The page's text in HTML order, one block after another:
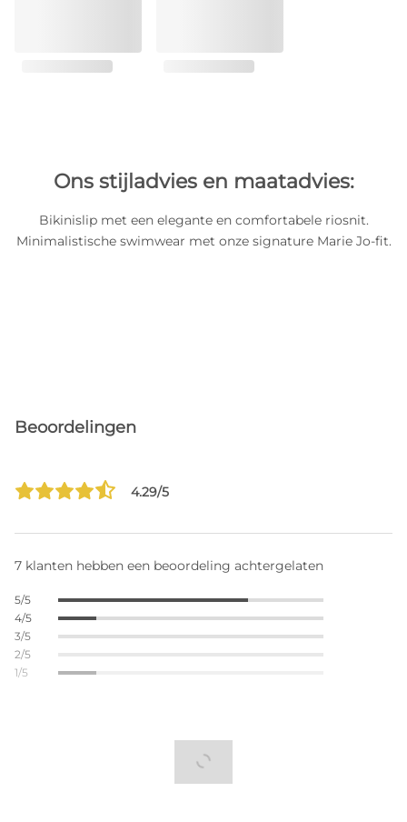
Ons stijladvies en maatadvies:
Bikinislip met een elegante en comfortabele riosnit.
Minimalistische swimwear met onze signature Marie Jo-fit.
Beoordelingen
4.29/5
7 klanten hebben een beoordeling achtergelaten
5/5
4/5
3/5
2/5
1/5